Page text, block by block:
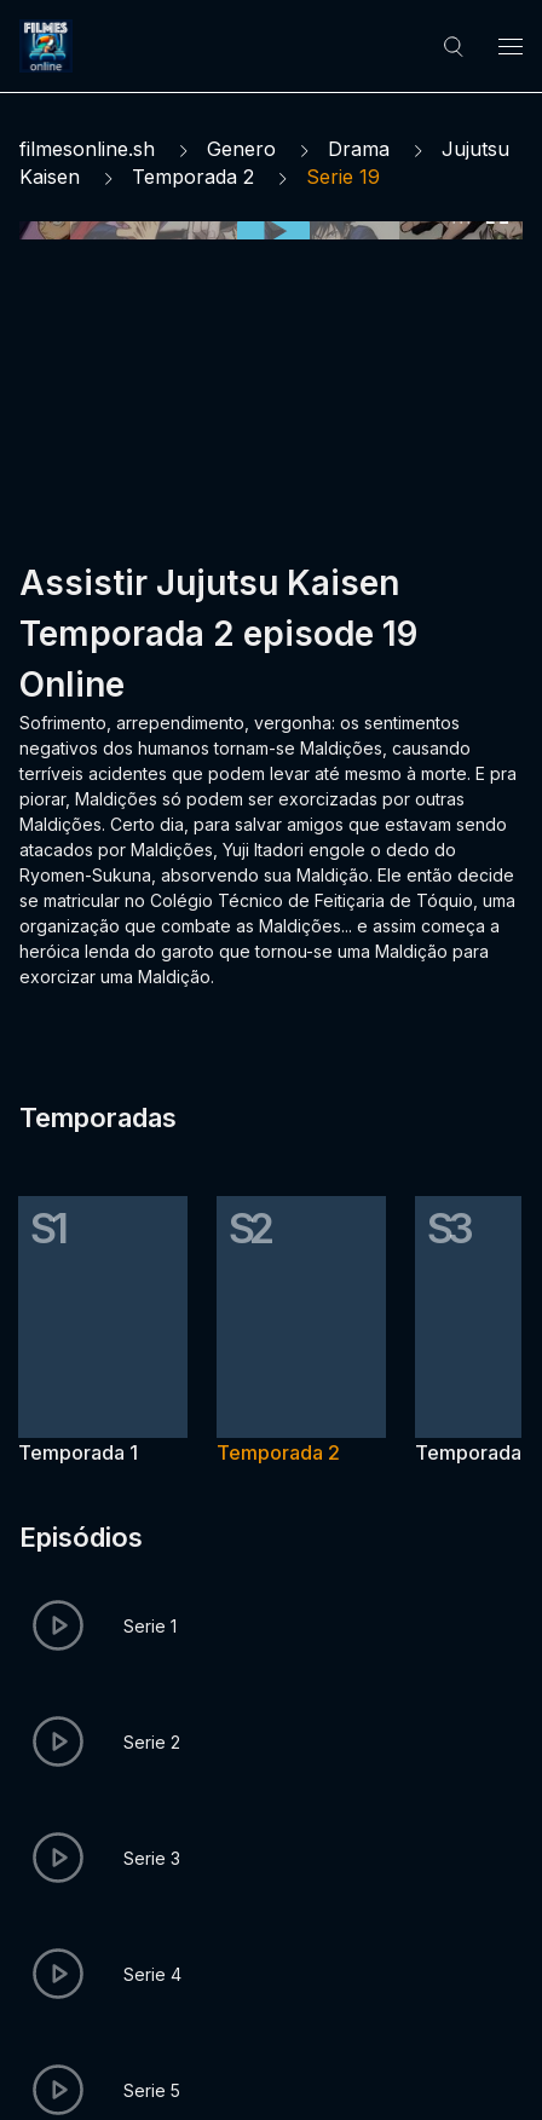
filmesonline.sh Genero Drama
Jujutsu
Kaisen
Temporada 2 Serie 19
Assistir Jujutsu Kaisen
Temporada 2 episode 19
Online
Sofrimento, arrependimento, vergonha: os sentimentos
negativos dos humanos tornam-se Maldições, causando
terríveis acidentes que podem levar até mesmo à morte. E pra
piorar, Maldições só podem ser exorcizadas por outras
Maldições. Certo dia, para salvar amigos que estavam sendo
atacados por Maldições, Yuji Itadori engole o dedo do
Ryomen-Sukuna, absorvendo sua Maldição. Ele então decide
se matricular no Colégio Técnico de Feitiçaria de Tóquio, uma
organização que combate as Maldições... e assim começa a
heróica lenda do garoto que tornou-se uma Maldição para
exorcizar uma Maldição.
Temporadas
S1
Temporada 1
S2
Temporada 2
S3
Temporada 3
Episódios
Serie 1
Serie 2
Serie 3
Serie 4
Serie 5